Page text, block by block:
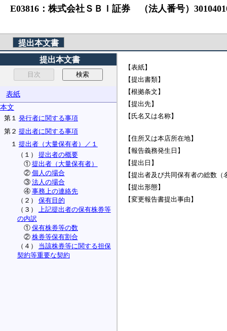
E03816：株式会社ＳＢＩ証券 （法人番号）
提出本文書
提出本文書